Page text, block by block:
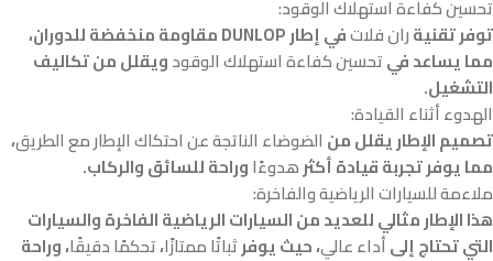
تحسين كفاءة استهلاك الوقود:
توفر تقنيةران فلات
في إطار DUNLOP مقاومة منخفضة للدوران،
مما يساعد فيتحسين كفاءة استهلاك الوقودويقلل من تكاليف
التشغيل.
الهدوء أثناء القيادة:
تصميم الإطار يقلل من الضوضاء الناتجة عن احتكاك الإطار مع الطريق،
مما يوفر تجربة قيادة أكثرهدوءًاوراحة للسائق والركاب.
ملاءمة للسيارات الرياضية والفاخرة:
هذا الإطار مثالي للعديد من السيارات الرياضية الفاخرة والسيارات
التي تحتاج إلىأداء عالي، حيث يوفرثباتًا ممتازًا،تحكمًا دقيقًا، وراحة